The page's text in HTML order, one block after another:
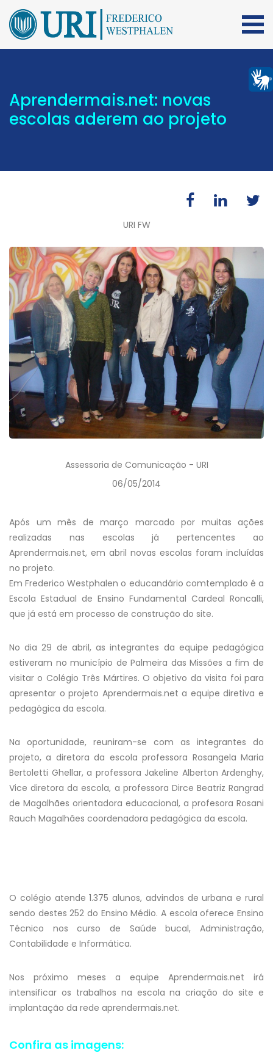
Aprendermais.net: novas
escolas aderem ao projeto
URI FW
Assessoria de Comunicação - URI
06/05/2014
Após um mês de março marcado por muitas ações
realizadas nas escolas já pertencentes ao
Aprendermais.net, em abril novas escolas foram incluídas
no projeto.
Em Frederico Westphalen o educandário comtemplado é a
Escola Estadual de Ensino Fundamental Cardeal Roncalli,
que já está em processo de construção do site.
No dia 29 de abril, as integrantes da equipe pedagógica
estiveram no município de Palmeira das Missões a fim de
visitar o Colégio Três Mártires. O objetivo da visita foi para
apresentar o projeto Aprendermais.net a equipe diretiva e
pedagógica da escola.
Na oportunidade, reuniram-se com as integrantes do
projeto, a diretora da escola professora Rosangela Maria
Bertoletti Ghellar, a professora Jakeline Alberton Ardenghy,
Vice diretora da escola, a professora Dirce Beatriz Rangrad
de Magalhães orientadora educacional, a profesora Rosani
Rauch Magalhães coordenadora pedagógica da escola.
O colégio atende 1.375 alunos, advindos de urbana e rural
sendo destes 252 do Ensino Médio. A escola oferece Ensino
Técnico nos curso de Saúde bucal, Administração,
Contabilidade e Informática.
Nos próximo meses a equipe Aprendermais.net irá
intensificar os trabalhos na escola na criação do site e
implantação da rede aprendermais.net.
Confira as imagens: